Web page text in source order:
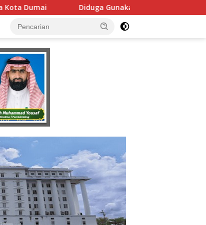
Fasilitas Negara Tanpa Izin DPMPTSP, Usaha